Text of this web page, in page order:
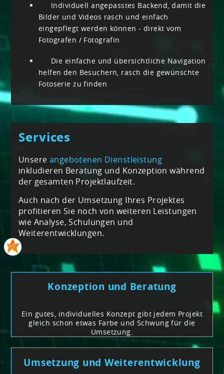
Individuell angepasstes Backend, damit die
Bilder und Videos rasch und einfach
eingepflegt werden können - direkt vom
Fotografen / Fotografin
Die einfache und übersichtliche Navigation
helfen den Besuchern, rasch die gewünschte
Fotoserie zu finden
Services
Unsere angebotenen Dienstleistung
inkludieren Beratung und Konzeption während
der gesamten Projektlaufzeit.
Auch nach der Umsetzung Ihres Projektes
profitieren Sie noch von weiteren Leistungen
wie Analyse, Schulungen und
Weiterentwicklungen.
Konzeption und Beratung
Ein gutes, individuelles Konzept gibt jedem Projekt
gleich schon etwas Farbe und Schwung für die
Umsetzung.
Umsetzung und Weiterentwicklung